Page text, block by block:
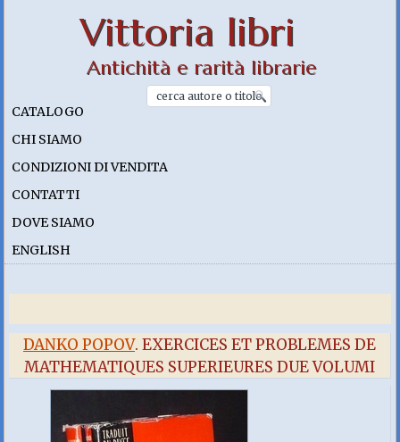
Vittoria libri
Antichità e rarità librarie
CATALOGO
CHI SIAMO
CONDIZIONI DI VENDITA
CONTATTI
DOVE SIAMO
ENGLISH
DANKO POPOV. EXERCICES ET PROBLEMES DE
MATHEMATIQUES SUPERIEURES DUE VOLUMI